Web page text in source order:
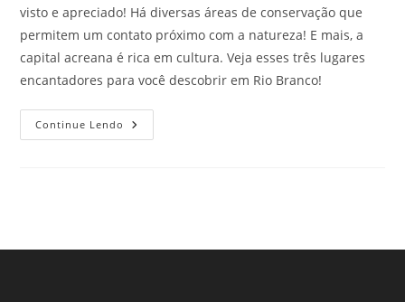
visto e apreciado! Há diversas áreas de conservação que
permitem um contato próximo com a natureza! E mais, a
capital acreana é rica em cultura. Veja esses três lugares
encantadores para você descobrir em Rio Branco!
Continue Lendo Lugares
Encantadores